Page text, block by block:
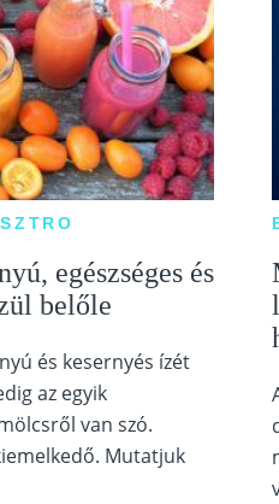
egészséges és
belőle
és kesernyés ízét
az egyik
van szó.
Mutatjuk